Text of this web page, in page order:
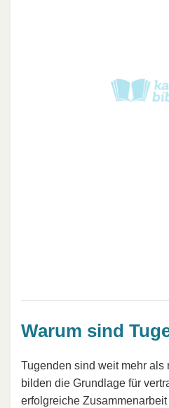
Warum sind
Tugenden sind weit mehr als
bilden die Grundlage für
erfolgreiche